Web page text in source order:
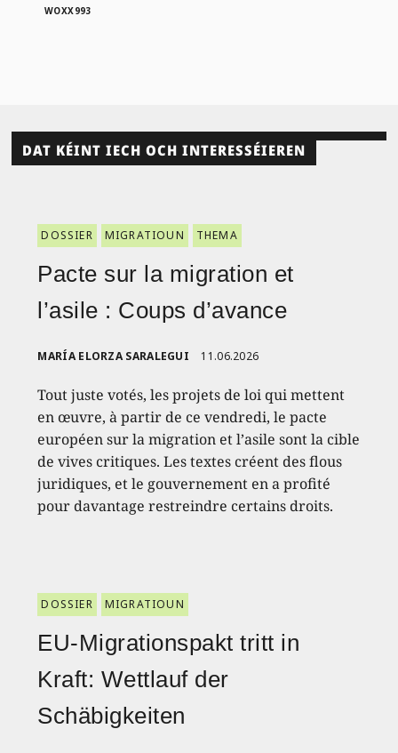
WOXX993
DAT KÉINT IECH OCH INTERESSÉIEREN
DOSSIER MIGRATIOUN THEMA
Pacte sur la migration et
l’asile : Coups d’avance
MARÍA ELORZA SARALEGUI 11.06.2026
Tout juste votés, les projets de loi qui mettent
en œuvre, à partir de ce vendredi, le pacte
européen sur la migration et l’asile sont la cible
de vives critiques. Les textes créent des flous
juridiques, et le gouvernement en a profité
pour davantage restreindre certains droits.
DOSSIER MIGRATIOUN
EU-Migrationspakt tritt in
Kraft: Wettlauf der
Schäbigkeiten